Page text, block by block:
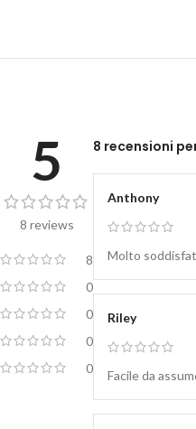
5
8 reviews
8
0
0
0
0
8 recensioni
Anthony
Molto
Riley
Facile da